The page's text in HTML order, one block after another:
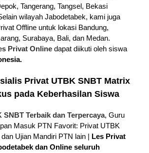
Tangerang, Tangsel, Bekasi
wilayah Jabodetabek, kami juga
Offline untuk lokasi Bandung,
Surabaya, Bali, dan Medan.
Privat Onlinedapat diikuti oleh siswa
Privat UTBK SNBT Matrix
pada Keberhasilan Siswa
SNBT Terbaik dan Terpercaya, Guru
Masuk PTN Favorit: Privat UTBK
Ujian Mandiri PTN lain | Les Privat
dan Online seluruh